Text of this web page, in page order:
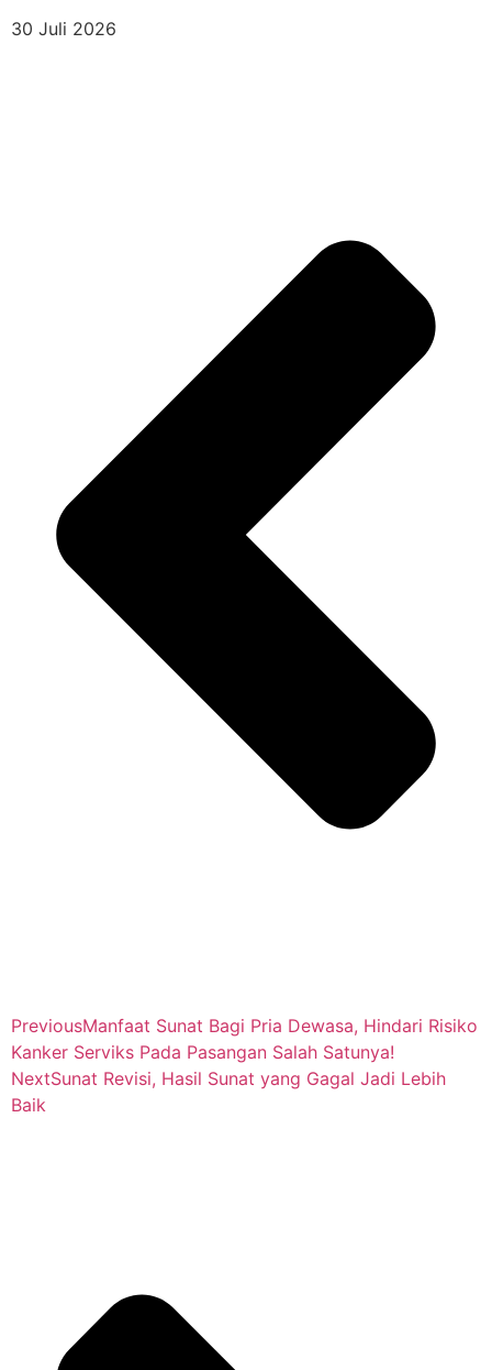
30 Juli 2026
PreviousManfaat Sunat Bagi Pria Dewasa, Hindari Risiko
Kanker Serviks Pada Pasangan Salah Satunya!
NextSunat Revisi, Hasil Sunat yang Gagal Jadi Lebih
Baik